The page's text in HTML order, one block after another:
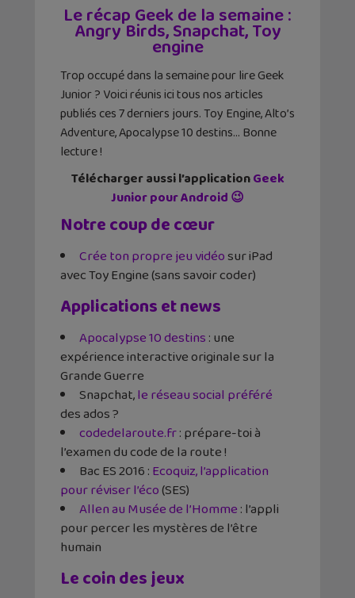
Le récap Geek de la semaine :
Angry Birds, Snapchat, Toy
engine
Trop occupé dans la semaine pour lire Geek
Junior ? Voici réunis ici tous nos articles
publiés ces 7 derniers jours. Toy Engine, Alto’s
Adventure, Apocalypse 10 destins… Bonne
lecture !
Télécharger aussi l’applicationGeek
Junior pour Android 😉
Notre coup de cœur
Crée ton propre jeu vidéosur iPad
avec Toy Engine (sans savoir coder)
Applications et news
Apocalypse 10 destins: une
expérience interactive originale sur la
Grande Guerre
Snapchat,le réseau social préféré
des ados ?
codedelaroute.fr: prépare-toi à
l’examen du code de la route !
Bac ES 2016 :Ecoquiz, l’application
pour réviser l’éco(SES)
Allen au Musée de l’Homme: l’appli
pour percer les mystères de l’être
humain
Le coin des jeux